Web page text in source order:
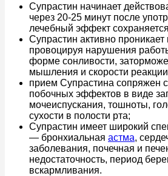
Супрастин начинает
через 20-25 минут после
лечебный эффект
Супрастин активно
провоцируя нарушения
форме сонливости,
мышления и скорости
прием Супрастина сопряжен
побочных эффектов в виде
мочеиспускания, тошноты,
сухости в полости рта;
Супрастин имеет широкий
— бронхиальная астма,
заболевания, почечная и
недостаточность, период
вскармливания.